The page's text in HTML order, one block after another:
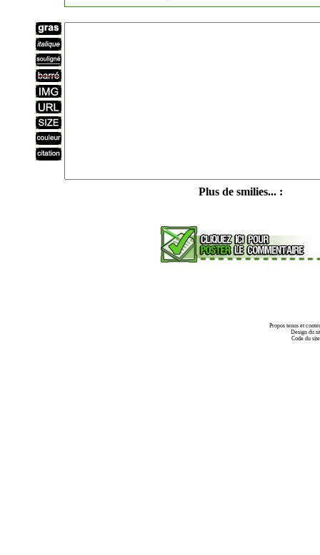
Plus de smilies... :
Propos tenus et
Design du
Code du